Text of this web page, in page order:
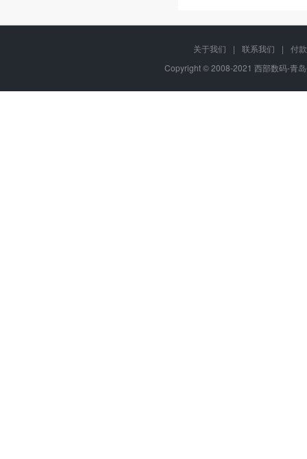
关于我们 | 联系我们 |
付
Copyright © 2008-2021 西部数码-青